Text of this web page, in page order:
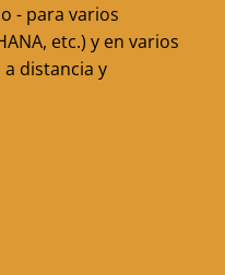
- para varios
etc.) y en varios
distancia y